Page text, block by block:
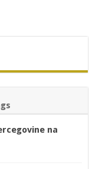
na